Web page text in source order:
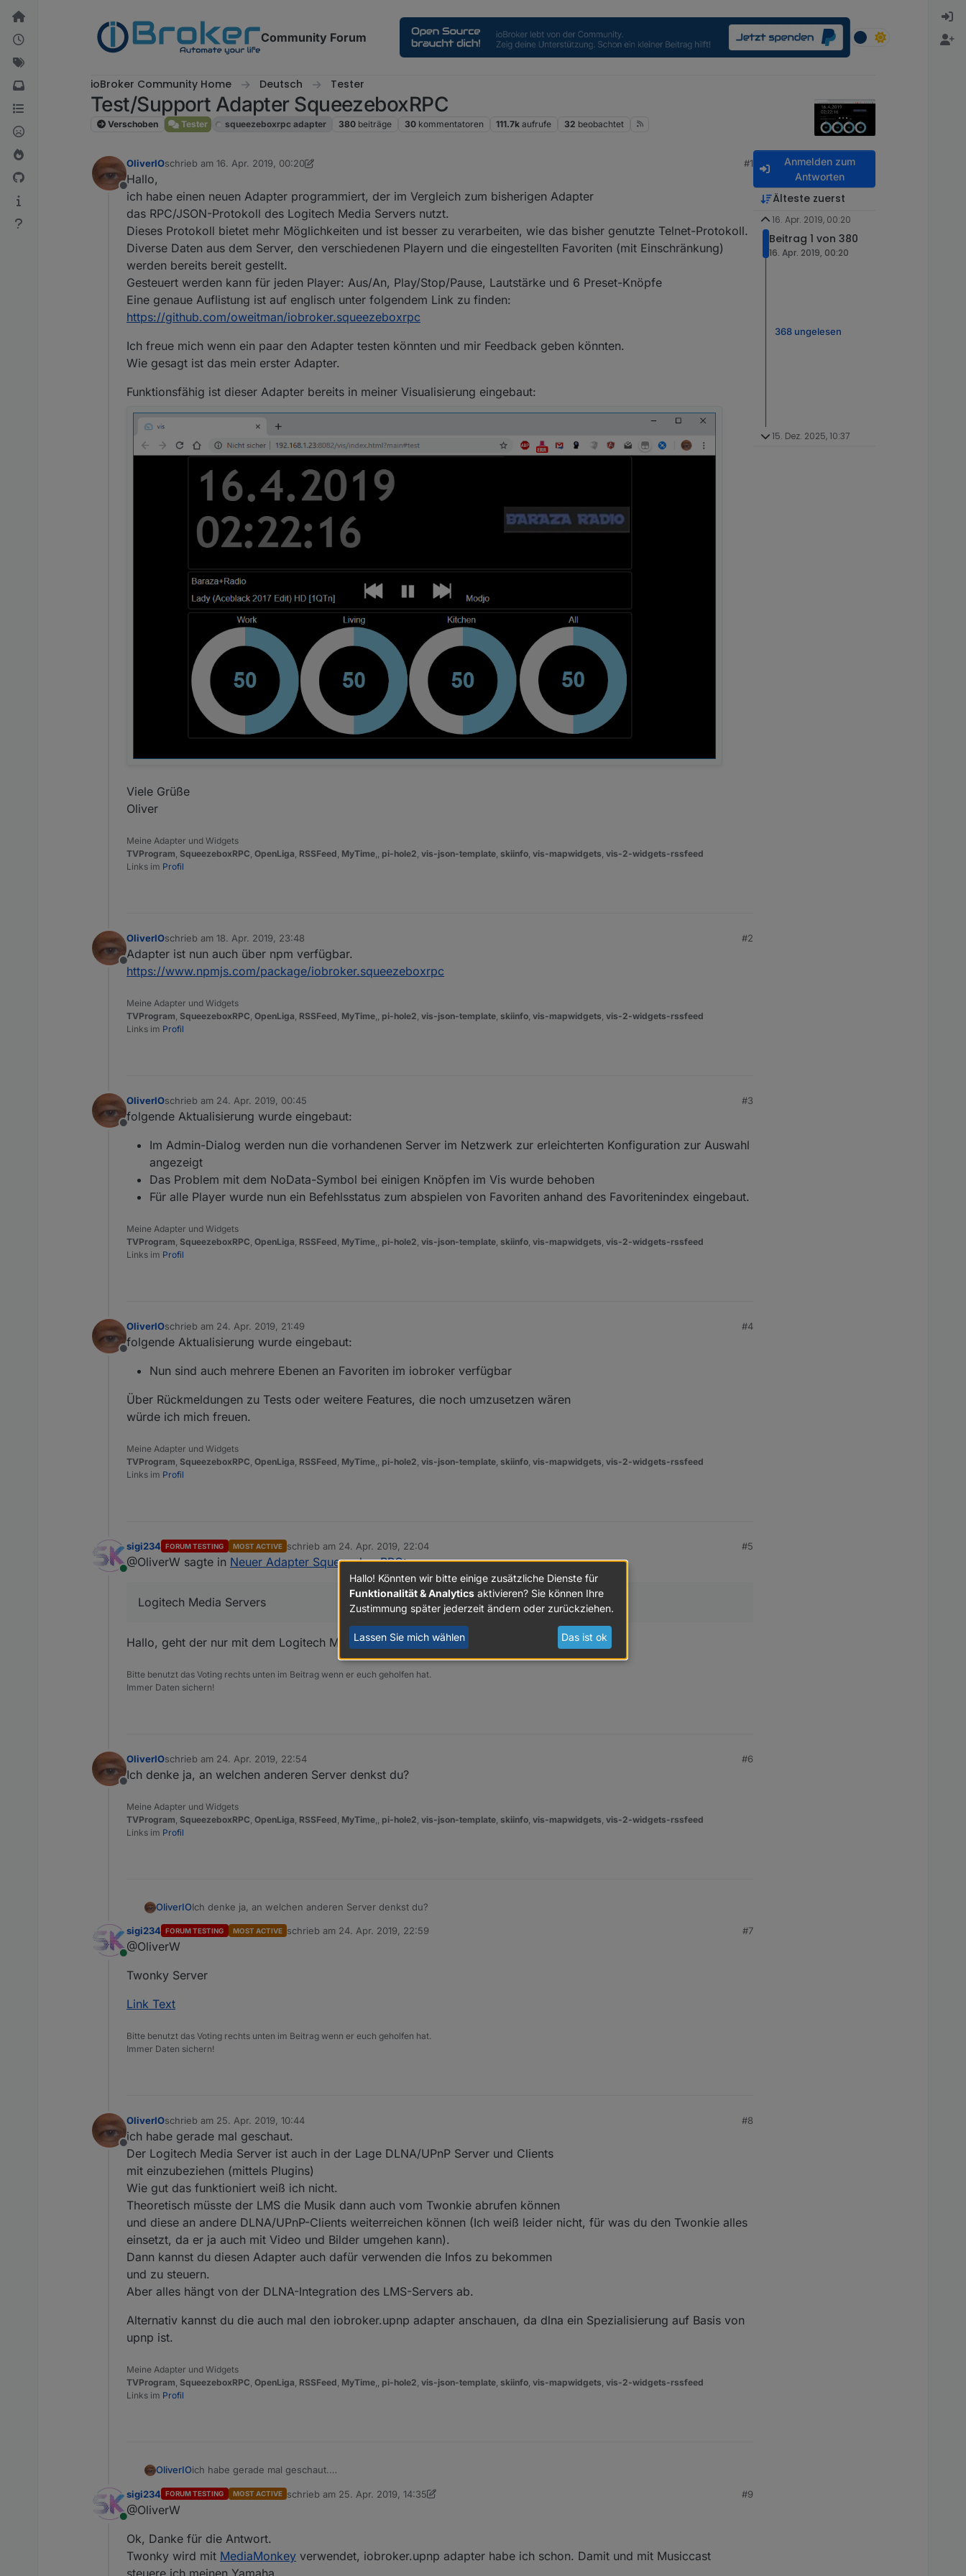
Weiter zum Inhalt
Community Forum
ioBroker Community Home Deutsch Tester
Test/Support Adapter SqueezeboxRPC
Verschoben Tester squeezeboxrpc adapter 380 beiträge 30 kommentatoren 111.7k aufrufe 32 beobachtet
Offline
OliverIOschrieb am 16. Apr. 2019, 00:20
zuletzt editiert von OliverIO8. Mai 2024, 16:14
#1
Hallo,
ich habe einen neuen Adapter programmiert, der im Vergleich zum bisherigen Adapter
das RPC/JSON-Protokoll des Logitech Media Servers nutzt.
Dieses Protokoll bietet mehr Möglichkeiten und ist besser zu verarbeiten, wie das bisher genutzte Telnet-Protokoll.
Diverse Daten aus dem Server, den verschiedenen Playern und die eingestellten Favoriten (mit Einschränkung)
werden bereits bereit gestellt.
Gesteuert werden kann für jeden Player: Aus/An, Play/Stop/Pause, Lautstärke und 6 Preset-Knöpfe
Eine genaue Auflistung ist auf englisch unter folgendem Link zu finden:
https://github.com/oweitman/iobroker.squeezeboxrpc
Ich freue mich wenn ein paar den Adapter testen könnten und mir Feedback geben könnten.
Wie gesagt ist das mein erster Adapter.
Funktionsfähig ist dieser Adapter bereits in meiner Visualisierung eingebaut:
Viele Grüße
Oliver
Meine Adapter und Widgets
TVProgram, SqueezeboxRPC, OpenLiga, RSSFeed, MyTime,, pi-hole2, vis-json-template, skiinfo, vis-mapwidgets, vis-2-widgets-rssfeed
Links im Profil
Offline
OliverIOschrieb am 18. Apr. 2019, 23:48
zuletzt editiert von
#2
Adapter ist nun auch über npm verfügbar.
https://www.npmjs.com/package/iobroker.squeezeboxrpc
Meine Adapter und Widgets
TVProgram, SqueezeboxRPC, OpenLiga, RSSFeed, MyTime,, pi-hole2, vis-json-template, skiinfo, vis-mapwidgets, vis-2-widgets-rssfeed
Links im Profil
Offline
OliverIOschrieb am 24. Apr. 2019, 00:45
zuletzt editiert von
#3
folgende Aktualisierung wurde eingebaut:
Im Admin-Dialog werden nun die vorhandenen Server im Netzwerk zur erleichterten Konfiguration zur Auswahl
angezeigt
Das Problem mit dem NoData-Symbol bei einigen Knöpfen im Vis wurde behoben
Für alle Player wurde nun ein Befehlsstatus zum abspielen von Favoriten anhand des Favoritenindex eingebaut.
Meine Adapter und Widgets
TVProgram, SqueezeboxRPC, OpenLiga, RSSFeed, MyTime,, pi-hole2, vis-json-template, skiinfo, vis-mapwidgets, vis-2-widgets-rssfeed
Links im Profil
Offline
OliverIOschrieb am 24. Apr. 2019, 21:49
zuletzt editiert von
#4
folgende Aktualisierung wurde eingebaut:
Nun sind auch mehrere Ebenen an Favoriten im iobroker verfügbar
Über Rückmeldungen zu Tests oder weitere Features, die noch umzusetzen wären
würde ich mich freuen.
Meine Adapter und Widgets
TVProgram, SqueezeboxRPC, OpenLiga, RSSFeed, MyTime,, pi-hole2, vis-json-template, skiinfo, vis-mapwidgets, vis-2-widgets-rssfeed
Links im Profil
Online
sigi234 FORUM TESTING MOST ACTIVE schrieb am 24. Apr. 2019, 22:04
zuletzt editiert von
#5
@OliverW sagte in Neuer Adapter SqueezeboxRPC:
Logitech Media Servers
Hallo, geht der nur mit dem Logitech Media Server?
Bitte benutzt das Voting rechts unten im Beitrag wenn er euch geholfen hat.
Immer Daten sichern!
Offline
OliverIOschrieb am 24. Apr. 2019, 22:54
zuletzt editiert von
#6
Ich denke ja, an welchen anderen Server denkst du?
Meine Adapter und Widgets
TVProgram, SqueezeboxRPC, OpenLiga, RSSFeed, MyTime,, pi-hole2, vis-json-template, skiinfo, vis-mapwidgets, vis-2-widgets-rssfeed
Links im Profil
OliverIOIch denke ja, an welchen anderen Server denkst du?
Online
sigi234 FORUM TESTING MOST ACTIVE schrieb am 24. Apr. 2019, 22:59
zuletzt editiert von
#7
@OliverW
Twonky Server
Link Text
Bitte benutzt das Voting rechts unten im Beitrag wenn er euch geholfen hat.
Immer Daten sichern!
Offline
OliverIOschrieb am 25. Apr. 2019, 10:44
zuletzt editiert von
#8
ich habe gerade mal geschaut.
Der Logitech Media Server ist auch in der Lage DLNA/UPnP Server und Clients
mit einzubeziehen (mittels Plugins)
Wie gut das funktioniert weiß ich nicht.
Theoretisch müsste der LMS die Musik dann auch vom Twonkie abrufen können
und diese an andere DLNA/UPnP-Clients weiterreichen können (Ich weiß leider nicht, für was du den Twonkie alles
einsetzt, da er ja auch mit Video und Bilder umgehen kann).
Dann kannst du diesen Adapter auch dafür verwenden die Infos zu bekommen
und zu steuern.
Aber alles hängt von der DLNA-Integration des LMS-Servers ab.
Alternativ kannst du die auch mal den iobroker.upnp adapter anschauen, da dlna ein Spezialisierung auf Basis von
upnp ist.
Meine Adapter und Widgets
TVProgram, SqueezeboxRPC, OpenLiga, RSSFeed, MyTime,, pi-hole2, vis-json-template, skiinfo, vis-mapwidgets, vis-2-widgets-rssfeed
Links im Profil
OliverIOich habe gerade mal geschaut.
mit einzubeziehen (mittels Plugins)
und diese an andere DLNA/UPnP-Clients weiterreichen können (Ich weiß leider nicht, für was du den Twonkie alles
einsetzt, da er ja auch mit Video und Bilder umgehen kann).
Dann kannst du diesen Adapter auch dafür verwenden die Infos zu bekommen
Alternativ kannst du die auch mal den iobroker.upnp adapter anschauen, da dlna ein Spezialisierung auf Basis von upnp ist.
Online
sigi234 FORUM TESTING MOST ACTIVE schrieb am 25. Apr. 2019, 14:35
zuletzt editiert von sigi234
#9
@OliverW
Ok, Danke für die Antwort.
Twonky wird mit MediaMonkey verwendet, iobroker.upnp adapter habe ich schon. Damit und mit Musiccast
steuere ich meinen Yamaha..........
Anmelden zum
Antworten
Älteste zuerst
16. Apr. 2019, 00:20
Beitrag 1 von 380
16. Apr. 2019, 00:20
368 ungelesen
15. Dez. 2025, 10:37
Hallo! Könnten wir bitte einige zusätzliche Dienste für
Funktionalität & Analytics aktivieren? Sie können Ihre
Zustimmung später jederzeit ändern oder zurückziehen.
Lassen Sie mich wählen Das ist ok